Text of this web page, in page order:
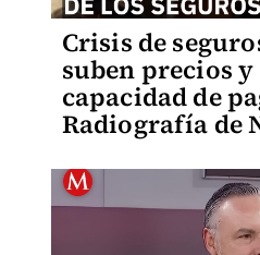
Crisis de
suben precios y
capacidad de
Radiografía de